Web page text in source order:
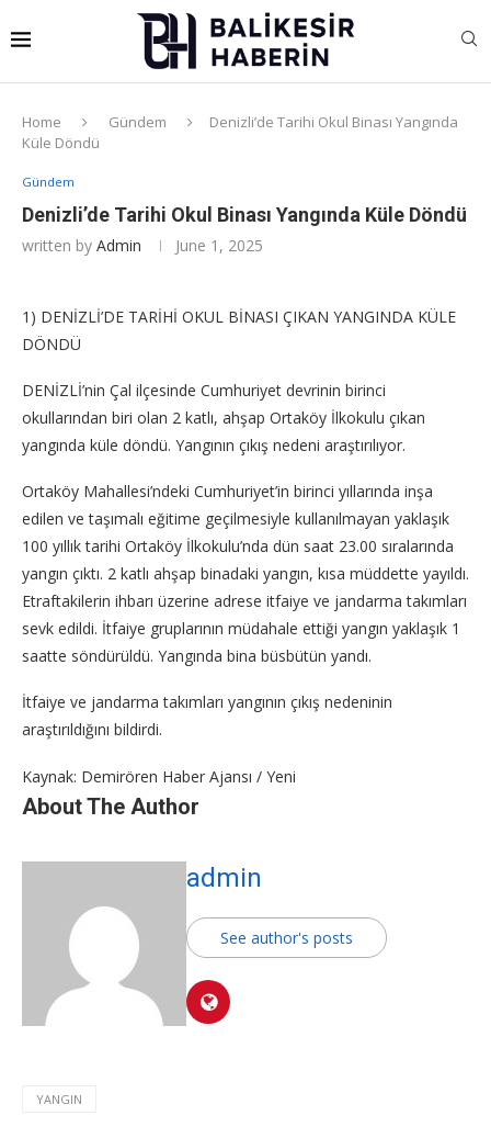
Home Gündem
Denizli’de Tarihi Okul Binası Yangında
Küle Döndü
Gündem
Denizli’de Tarihi Okul Binası Yangında Küle Döndü
written by Admin June 1, 2025
1) DENİZLİ’DE TARİHİ OKUL BİNASI ÇIKAN YANGINDA KÜLE
DÖNDÜ
DENİZLİ’nin Çal ilçesinde Cumhuriyet devrinin birinci
okullarından biri olan 2 katlı, ahşap Ortaköy İlkokulu çıkan
yangında küle döndü. Yangının çıkış nedeni araştırılıyor.
Ortaköy Mahallesi’ndeki Cumhuriyet’in birinci yıllarında inşa
edilen ve taşımalı eğitime geçilmesiyle kullanılmayan yaklaşık
100 yıllık tarihi Ortaköy İlkokulu’nda dün saat 23.00 sıralarında
yangın çıktı. 2 katlı ahşap binadaki yangın, kısa müddette yayıldı.
Etraftakilerin ihbarı üzerine adrese itfaiye ve jandarma takımları
sevk edildi. İtfaiye gruplarının müdahale ettiği yangın yaklaşık 1
saatte söndürüldü. Yangında bina büsbütün yandı.
İtfaiye ve jandarma takımları yangının çıkış nedeninin
araştırıldığını bildirdi.
Kaynak: Demirören Haber Ajansı / Yeni
About The Author
admin
See author's posts
YANGIN